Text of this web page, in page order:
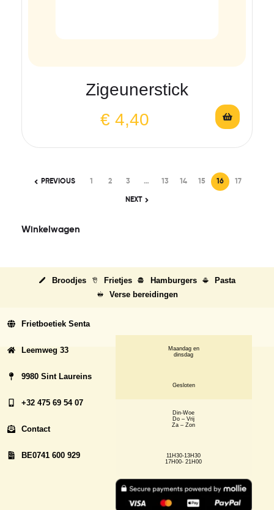
Zigeunerstick
€ 4,40
PREVIOUS 1 2 3 … 13 14 15 16 17
NEXT
Winkelwagen
Broodjes Frietjes Hamburgers
Pasta
Verse bereidingen
Frietboetiek Senta
Leemweg 33
9980 Sint Laureins
+32 475 69 54 07
Contact
BE0741 600 929
Maandag en
dinsdag
Gesloten
Din-Woe
Do – Vrij
Za – Zon
11H30-13H30
17H00- 21H00